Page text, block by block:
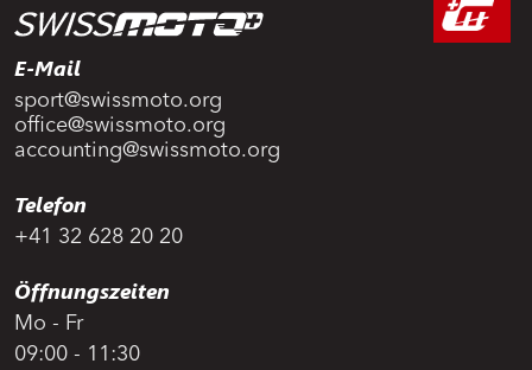
E-Mail
sport@swissmoto.org
office@swissmoto.org
accounting@swissmoto.org
Telefon
+41 32 628 20 20
Öffnungszeiten
Mo - Fr
09:00 - 11:30